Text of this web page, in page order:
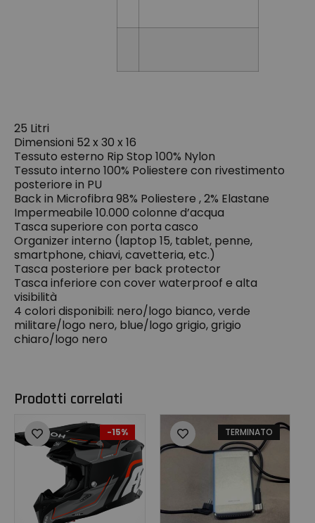
25 Litri
Dimensioni 52 x 30 x 16
Tessuto esterno Rip Stop 100% Nylon
Tessuto interno 100% Poliestere con rivestimento
posteriore in PU
Back in Microfibra 98% Poliestere , 2% Elastane
Impermeabile 10.000 colonne d’acqua
Tasca superiore con porta casco
Organizer interno (laptop 15, tablet, penne,
smartphone, chiavi, cavetteria, etc.)
Tasca posteriore per back protector
Tasca inferiore con cover waterproof e alta
visibilità
4 colori disponibili: nero/logo bianco, verde
militare/logo nero, blue/logo grigio, grigio
chiaro/logo nero
Prodotti correlati
-15% TERMINATO